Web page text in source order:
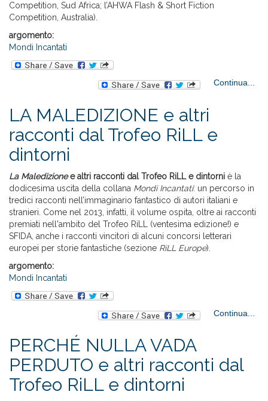
Competition, Sud Africa; l’AHWA Flash & Short Fiction
Competition, Australia).
argomento:
Mondi Incantati
Continua...
LA MALEDIZIONE e altri
racconti dal Trofeo RiLL e
dintorni
La Maledizionee altri racconti dal Trofeo RiLL e dintorni è la
dodicesima uscita della collana Mondi Incantati: un percorso in
tredici racconti nell’immaginario fantastico di autori italiani e
stranieri. Come nel 2013, infatti, il volume ospita, oltre ai racconti
premiati nell'ambito del Trofeo RiLL (ventesima edizione!) e
SFIDA, anche i racconti vincitori di alcuni concorsi letterari
europei per storie fantastiche (sezione RiLL Europe).
argomento:
Mondi Incantati
Continua...
PERCHÉ NULLA VADA
PERDUTO e altri racconti dal
Trofeo RiLL e dintorni